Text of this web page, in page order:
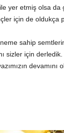
yer etmiş olsa da
için de oldukça
sahip
sizler için derledik.
devamını